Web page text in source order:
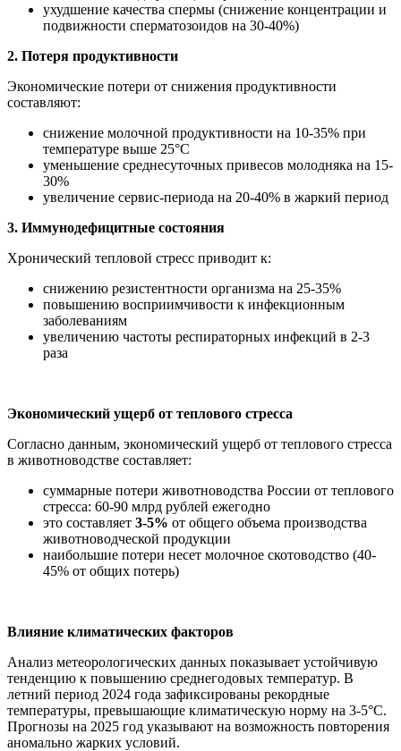
ухудшение качества спермы (снижение концентрации и
подвижности сперматозоидов на 30-40%)
2. Потеря продуктивности
Экономические потери от снижения продуктивности
составляют:
снижение молочной продуктивности на 10-35% при
температуре выше 25°C
уменьшение среднесуточных привесов молодняка на 15-
30%
увеличение сервис-периода на 20-40% в жаркий период
3. Иммунодефицитные состояния
Хронический тепловой стресс приводит к:
снижению резистентности организма на 25-35%
повышению восприимчивости к инфекционным
заболеваниям
увеличению частоты респираторных инфекций в 2-3
раза
Экономический ущерб от теплового стресса
Согласно данным, экономический ущерб от теплового стресса
в животноводстве составляет:
суммарные потери животноводства России от теплового
стресса: 60-90 млрд рублей ежегодно
это составляет 3-5% от общего объема производства
животноводческой продукции
наибольшие потери несет молочное скотоводство (40-
45% от общих потерь)
Влияние климатических факторов
Анализ метеорологических данных показывает устойчивую
тенденцию к повышению среднегодовых температур. В
летний период 2024 года зафиксированы рекордные
температуры, превышающие климатическую норму на 3-5°C.
Прогнозы на 2025 год указывают на возможность повторения
аномально жарких условий.